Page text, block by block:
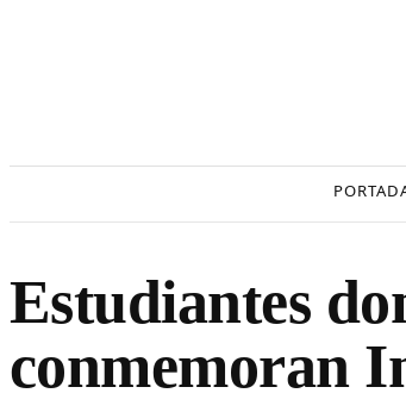
Estudiantes
conmemoran